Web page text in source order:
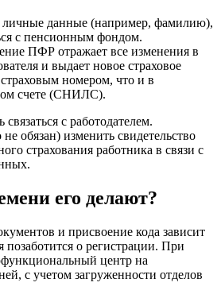
личные данные (например, фамилию),
с пенсионным фондом.
ПФР отражает все изменения в
и выдает новое страховое
номером, что и в
счете (СНИЛС).
с работодателем.
обязан) изменить свидетельство
страхования работника в связи с
его делают?
и присвоение кода зависит
позаботится о регистрации. При
центр на
с учетом загруженности отделов